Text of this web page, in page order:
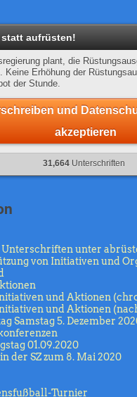
aufrüsten!
plant, die
Keine Erhöhung der
der Stunde.
und
akzeptieren
31,664 Unterschriften
Unterschriften unter
von Initiativen und
und Aktionen
und Aktionen
Samstag 5. Dezember
01.09.2020
der SZ zum 8. Mai 2020
Turnier